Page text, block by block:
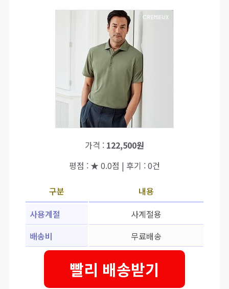
가격 : 122,500원
평점 : ★ 0.0점 | 후기 : 0건
구분
내용
사용계절
사계절용
배송비
무료배송
빨리 배송받기